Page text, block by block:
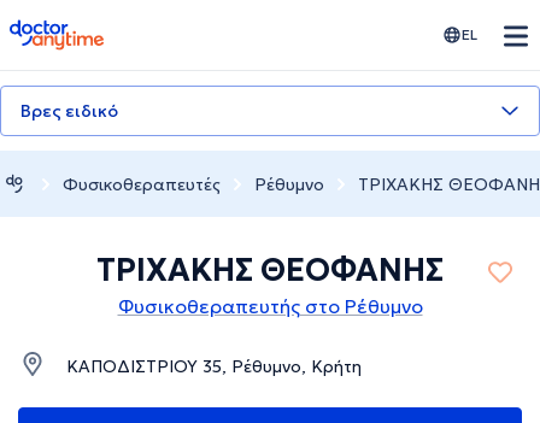
doctoranytime EL
Βρες ειδικό
Φυσικοθεραπευτές Ρέθυμνο ΤΡΙΧΑΚΗΣ
ΤΡΙΧΑΚΗΣ ΘΕΟΦΑΝΗΣ
Φυσικοθεραπευτής στο Ρέθυμνο
ΚΑΠΟΔΙΣΤΡΙΟΥ 35, Ρέθυμνο, Κρήτη